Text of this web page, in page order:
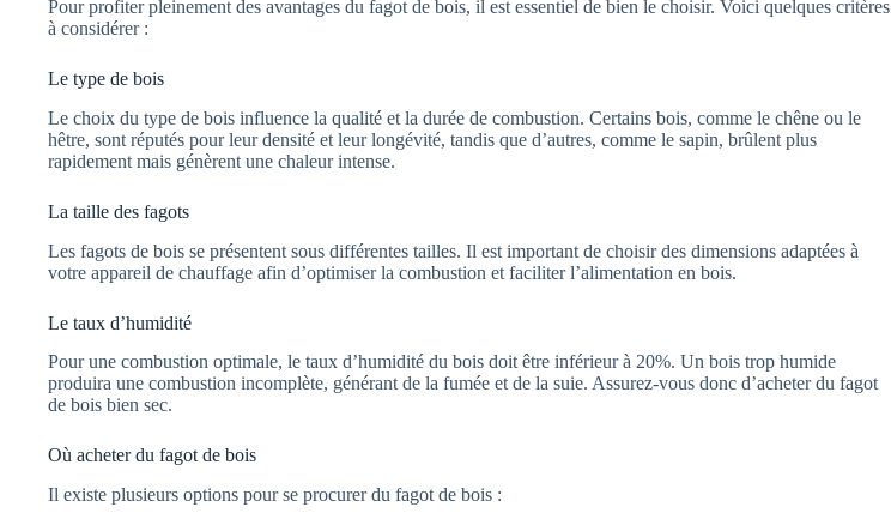
Pour profiter pleinement des avantages du fagot de bois, il est essentiel de bien le choisir. Voici quelques critères
à considérer :
Le type de bois
Le choix du type de bois influence la qualité et la durée de combustion. Certains bois, comme le chêne ou le
hêtre, sont réputés pour leur densité et leur longévité, tandis que d’autres, comme le sapin, brûlent plus
rapidement mais génèrent une chaleur intense.
La taille des fagots
Les fagots de bois se présentent sous différentes tailles. Il est important de choisir des dimensions adaptées à
votre appareil de chauffage afin d’optimiser la combustion et faciliter l’alimentation en bois.
Le taux d’humidité
Pour une combustion optimale, le taux d’humidité du bois doit être inférieur à 20%. Un bois trop humide
produira une combustion incomplète, générant de la fumée et de la suie. Assurez-vous donc d’acheter du fagot
de bois bien sec.
Où acheter du fagot de bois
Il existe plusieurs options pour se procurer du fagot de bois :